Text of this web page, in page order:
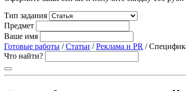
Тип задания
Предмет
Ваше имя
Готовые работы /Статьи /Реклама и PR /
Что найти?